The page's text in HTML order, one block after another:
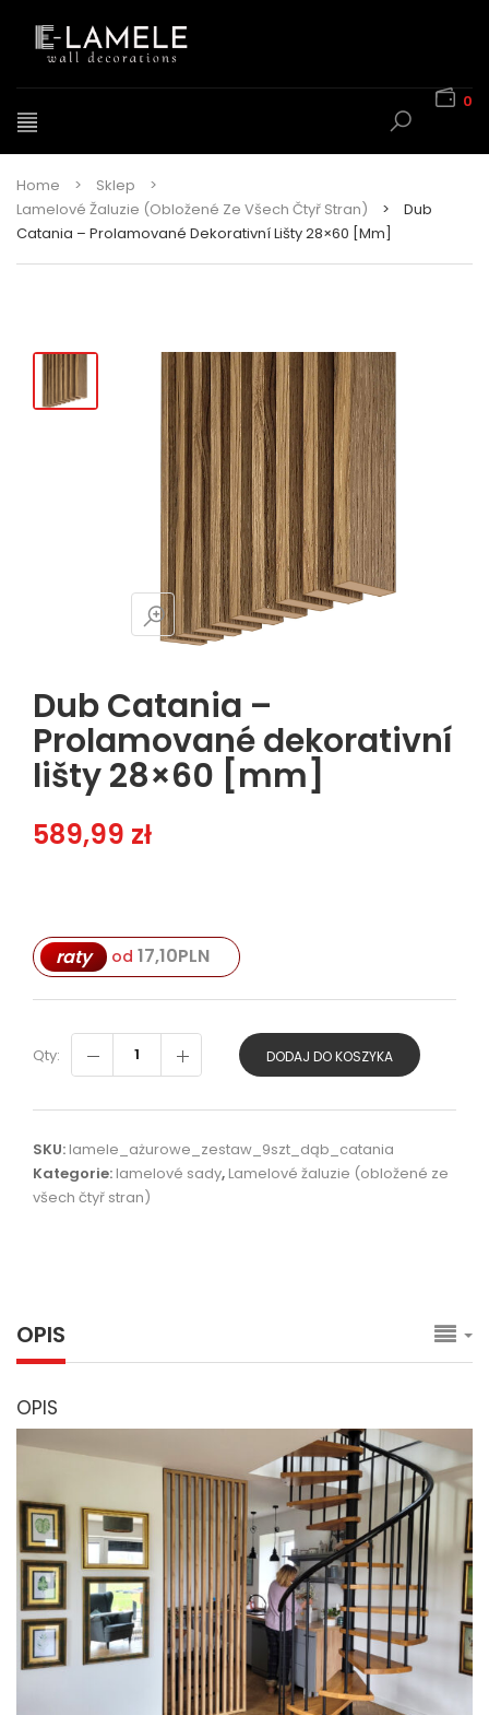
0
Home > Sklep
>
Lamelové Žaluzie (obložené Ze Všech Čtyř Stran)
>
Dub
Catania – Prolamované Dekorativní Lišty 28×60 [mm]
Dub Catania –
Prolamované dekorativní
lišty 28×60 [mm]
589,99 zł
raty od 17,10PLN
Qty: DODAJ DO KOSZYKA
SKU: lamele_ażurowe_zestaw_9szt_dąb_catania
Kategorie: lamelové sady, Lamelové žaluzie (obložené ze
všech čtyř stran)
OPIS
OPIS